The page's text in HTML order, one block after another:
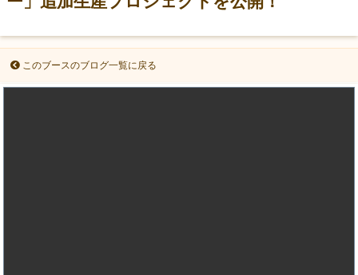
このブースのブログ一覧に戻る